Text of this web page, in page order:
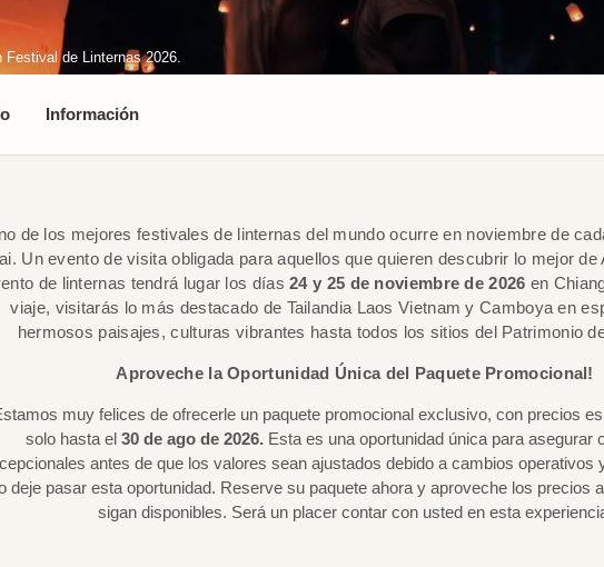
de Linternas 2026.
Información
de los mejores festivales de linternas del mundo ocurre en noviembre de
Un evento de visita obligada para aquellos que quieren descubrir lo mejor
de linternas tendrá lugar los días24 y 25 de noviembre de 2026 en
viaje, visitarás lo más destacado de Tailandia Laos Vietnam y Camboya en
hermosos paisajes, culturas vibrantes hasta todos los sitios del Patrimonio
Aproveche la Oportunidad Única del Paquete Promocional!
muy felices de ofrecerle un paquete promocional exclusivo, con precios
solo hasta el 30 de ago de 2026. Esta es una oportunidad única para asegurar
antes de que los valores sean ajustados debido a cambios operativos
deje pasar esta oportunidad. Reserve su paquete ahora y aproveche los precios
sigan disponibles. Será un placer contar con usted en esta